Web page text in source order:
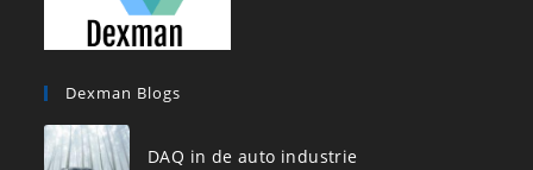
Dexman Blogs
DAQ in de auto industrie